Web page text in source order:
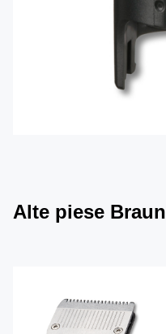
Alte piese Braun